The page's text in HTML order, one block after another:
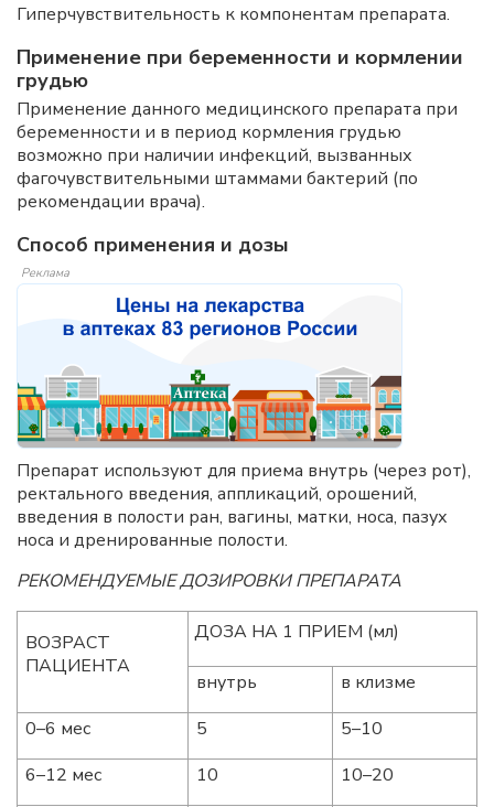
Гиперчувствительность к компонентам препарата.
Применение при беременности и кормлении
грудью
Применение данного медицинского препарата при
беременности и в период кормления грудью
возможно при наличии инфекций, вызванных
фагочувствительными штаммами бактерий (по
рекомендации врача).
Способ применения и дозы
Реклама
Препарат используют для приема внутрь (через рот),
ректального введения, аппликаций, орошений,
введения в полости ран, вагины, матки, носа, пазух
носа и дренированные полости.
РЕКОМЕНДУЕМЫЕ ДОЗИРОВКИ ПРЕПАРАТА
ВОЗРАСТ
ПАЦИЕНТА
ДОЗА НА 1 ПРИЕМ (мл)
внутрь
в клизме
0–6 мес
5
5–10
6–12 мес
10 10–20